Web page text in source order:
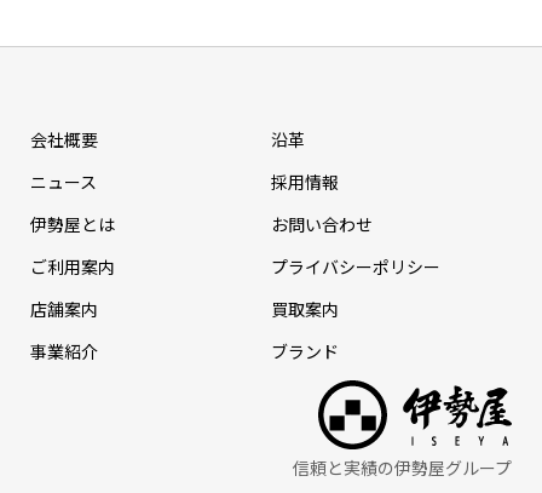
会社概要
ニュース
伊勢屋とは
ご利用案内
店舗案内
事業紹介
沿革
採⽤情報
お問い合わせ
プライバシーポリシー
買取案内
ブランド
信頼と実績の伊勢屋グループ